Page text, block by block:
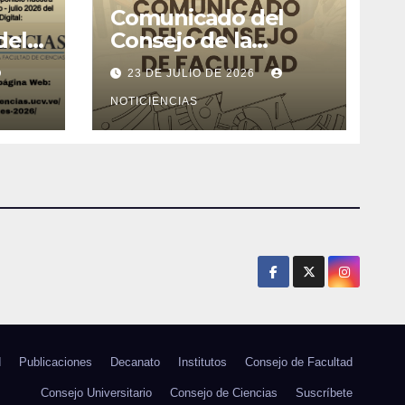
de
Comunicado del
Consejo de la
Facultad de Ciencias
23 DE JULIO DE 2026
NOTICIENCIAS
Publicaciones Decanato Institutos Consejo de Facultad
Consejo Universitario Consejo de Ciencias Suscríbete